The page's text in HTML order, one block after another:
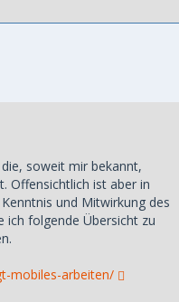
soweit mir bekannt,
Offensichtlich ist aber in
und Mitwirkung des
ich folgende Übersicht zu
mobiles-arbeiten/